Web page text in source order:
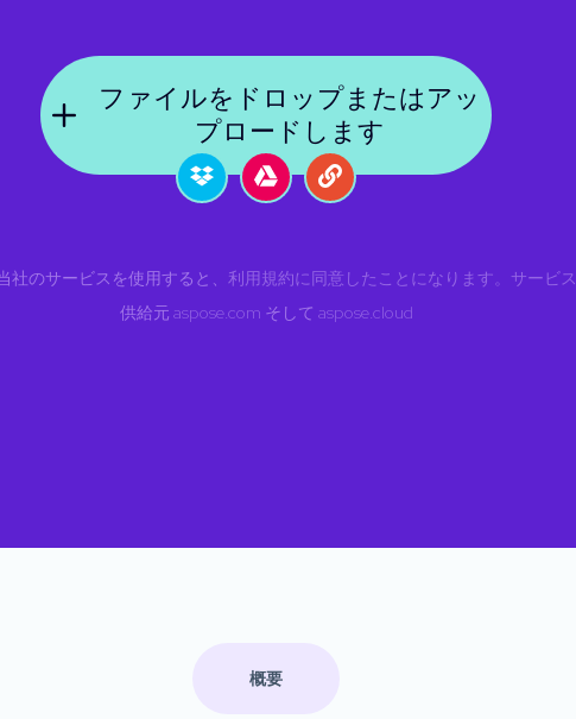
ファイルをドロップまたはアッ
プロードします
のサービスを使用すると、 利用規約に同意したことになります。サービス
供給元 aspose.com そして aspose.cloud
概要